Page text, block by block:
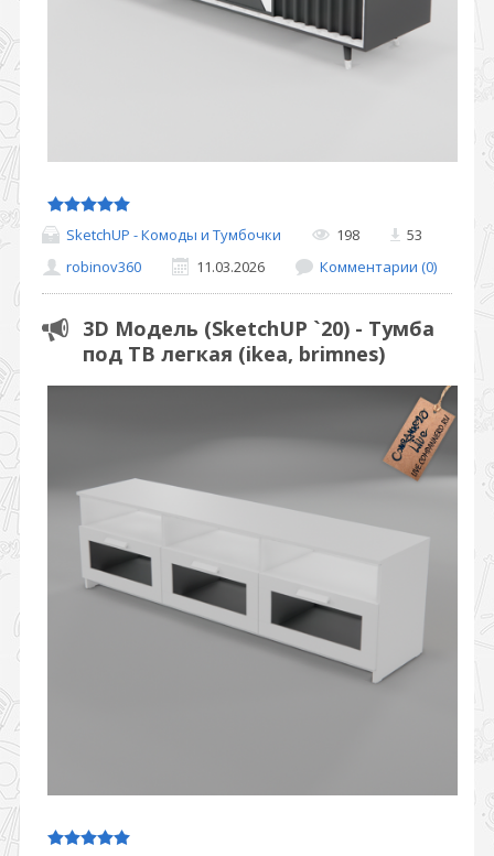
SketchUP - Комоды и Тумбочки 198
53
robinov360
11.03.2026 Комментарии (0)
3D Модель (SketchUP `20) - Тумба
под ТВ легкая (ikea, brimnes)